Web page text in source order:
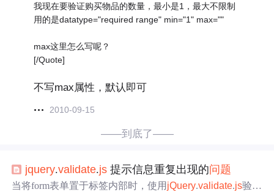
我现在要验证购买物品的数量，最小是1，最大不限制
用的是datatype="required range" min="1" max=""
max这里怎么写呢？
[/Quote]
不写max属性，默认即可
2010-09-15
——到底了——
jquery.validate.js 提示信息重复出现的问题
当将form表单置于标签内部时，使用 jQuery.validate.js验证